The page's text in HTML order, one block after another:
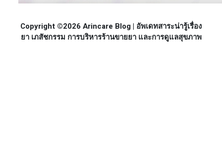
Copyright ©2026 Arincare Blog | อัพเดทสาระน่ารู้เรื่อง
ยา เภสัชกรรม การบริหารร้านขายยา และการดูแลสุขภาพ